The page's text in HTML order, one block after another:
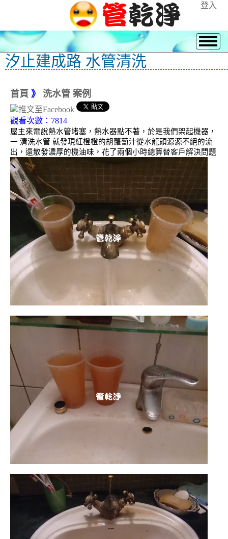
登入
汐止建成路 水管清洗
首頁 》 洗水管 案例
觀看次數：7814
屋主來電說熱水管堵塞，熱水器點不著，於是我們架起機器，
一 清洗水管 就發現紅橙橙的胡蘿蔔汁從水龍頭源源不絕的流
出，還散發濃厚的機油味，花了兩個小時總算替客戶解決問題